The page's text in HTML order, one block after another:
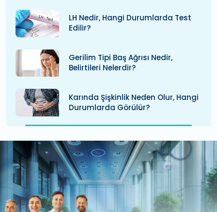
LH Nedir, Hangi Durumlarda Test
Edilir?
Gerilim Tipi Baş Ağrısı Nedir,
Belirtileri Nelerdir?
Karında Şişkinlik Neden Olur, Hangi
Durumlarda Görülür?